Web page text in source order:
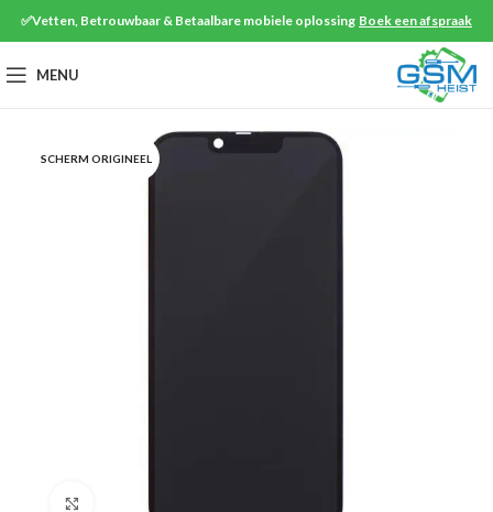
✅Vetten, Betrouwbaar & Betaalbare mobiele oplossing Boek een afspraak
MENU
SCHERM ORIGINEEL
Klik om te vergroten